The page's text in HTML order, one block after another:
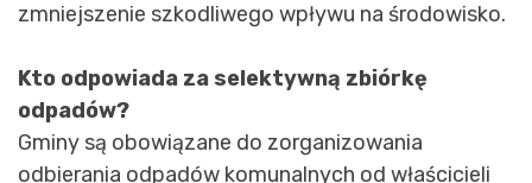
zmniejszenie szkodliwego wpływu na środowisko.
Kto odpowiada za selektywną zbiórkę
odpadów?
Gminy są obowiązane do zorganizowania
odbierania odpadów komunalnych od właścicieli